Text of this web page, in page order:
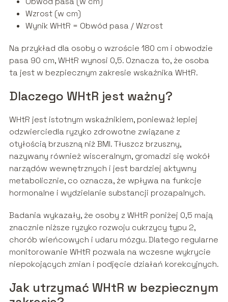
Wzrost (w cm)
Wynik WHtR = Obwód pasa / Wzrost
Na przykład dla osoby o wzroście 180 cm i obwodzie
pasa 90 cm, WHtR wynosi 0,5. Oznacza to, że osoba
ta jest w bezpiecznym zakresie wskaźnika WHtR.
Dlaczego WHtR jest ważny?
WHtR jest istotnym wskaźnikiem, ponieważ lepiej
odzwierciedla ryzyko zdrowotne związane z
otyłością brzuszną niż BMI. Tłuszcz brzuszny,
nazywany również wisceralnym, gromadzi się wokół
narządów wewnętrznych i jest bardziej aktywny
metabolicznie, co oznacza, że wpływa na funkcje
hormonalne i wydzielanie substancji prozapalnych.
Badania wykazały, że osoby z WHtR poniżej 0,5 mają
znacznie niższe ryzyko rozwoju cukrzycy typu 2,
chorób wieńcowych i udaru mózgu. Dlatego regularne
monitorowanie WHtR pozwala na wczesne wykrycie
niepokojących zmian i podjęcie działań korekcyjnych.
Jak utrzymać WHtR w bezpiecznym